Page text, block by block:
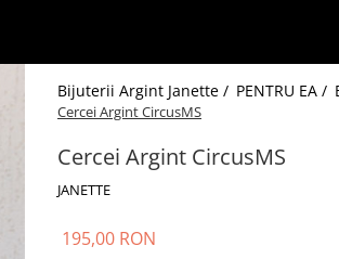
Bijuterii Argint Janette / PENTRU EA /
Cercei Argint CircusMS
Cercei Argint CircusMS
JANETTE
195,00 RON